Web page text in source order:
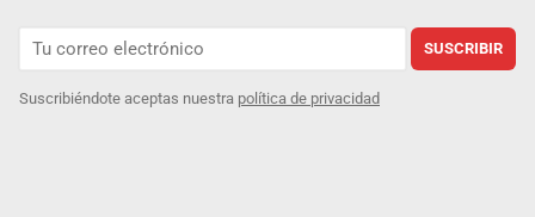
SUSCRIBIR
Suscribiéndote aceptas nuestra política de privacidad